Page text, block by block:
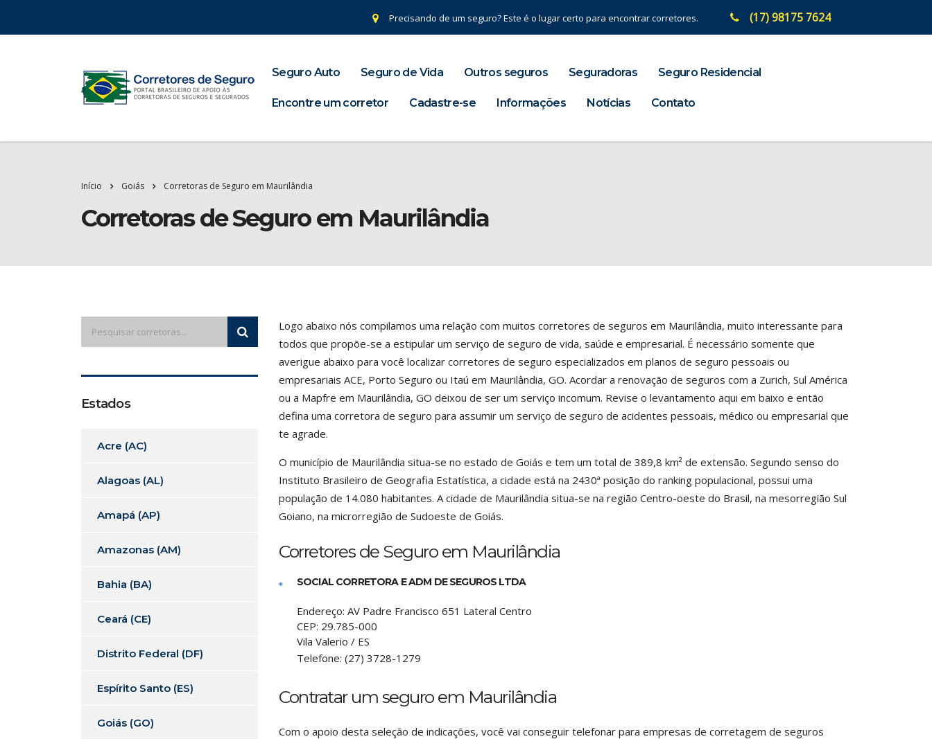
Precisando de um seguro? Este é o lugar certo para encontrar corretores. (17) 98175 7624
Seguro Auto Seguro de Vida Outros seguros Seguradoras Seguro Residencial
Encontre um corretor Cadastre-se Informações Notícias Contato
Início Goiás Corretoras de Seguro em Maurilândia
Corretoras de Seguro em Maurilândia
Logo abaixo nós compilamos uma relação com muitos corretores de seguros em Maurilândia, muito interessante para
todos que propõe-se a estipular um serviço de seguro de vida, saúde e empresarial. É necessário somente que
averigue abaixo para você localizar corretores de seguro especializados em planos de seguro pessoais ou
empresariais ACE, Porto Seguro ou Itaú em Maurilândia, GO. Acordar a renovação de seguros com a Zurich, Sul América
ou a Mapfre em Maurilândia, GO deixou de ser um serviço incomum. Revise o levantamento aqui em baixo e então
defina uma corretora de seguro para assumir um serviço de seguro de acidentes pessoais, médico ou empresarial que
te agrade.
O município de Maurilândia situa-se no estado de Goiás e tem um total de 389,8 km² de extensão. Segundo senso do
Instituto Brasileiro de Geografia Estatística, a cidade está na 2430ª posição do ranking populacional, possui uma
população de 14.080 habitantes. A cidade de Maurilândia situa-se na região Centro-oeste do Brasil, na mesorregião Sul
Goiano, na microrregião de Sudoeste de Goiás.
Corretores de Seguro em Maurilândia
SOCIAL CORRETORA E ADM DE SEGUROS LTDA
Endereço: AV Padre Francisco 651 Lateral Centro
CEP: 29.785-000
Vila Valerio / ES
Telefone: (27) 3728-1279
Contratar um seguro em Maurilândia
Com o apoio desta seleção de indicações, você vai conseguir telefonar para empresas de corretagem de seguros
Estados
Acre (AC)
Alagoas (AL)
Amapá (AP)
Amazonas (AM)
Bahia (BA)
Ceará (CE)
Distrito Federal (DF)
Espírito Santo (ES)
Goiás (GO)